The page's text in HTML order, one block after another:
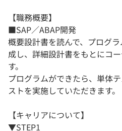
【職務概要】
■SAP／ABAP開発
概要設計書を読んで、プログ
成し、詳細設計書をもとにコ
す。
プログラムができたら、単体
ストを実施していただきます。
【キャリアについて】
▼STEP1